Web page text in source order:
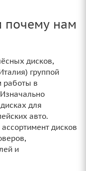
почему нам
дисков,
группой
работы в
для
авто.
дисков
и